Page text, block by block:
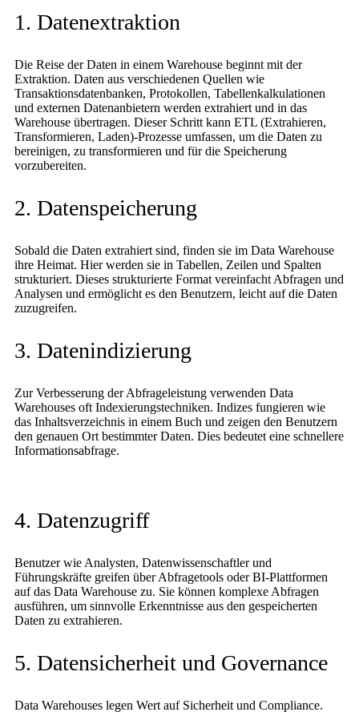
1. Datenextraktion
Die Reise der Daten in einem Warehouse beginnt mit der
Extraktion. Daten aus verschiedenen Quellen wie
Transaktionsdatenbanken, Protokollen, Tabellenkalkulationen
und externen Datenanbietern werden extrahiert und in das
Warehouse übertragen. Dieser Schritt kann ETL (Extrahieren,
Transformieren, Laden)-Prozesse umfassen, um die Daten zu
bereinigen, zu transformieren und für die Speicherung
vorzubereiten.
2. Datenspeicherung
Sobald die Daten extrahiert sind, finden sie im Data Warehouse
ihre Heimat. Hier werden sie in Tabellen, Zeilen und Spalten
strukturiert. Dieses strukturierte Format vereinfacht Abfragen und
Analysen und ermöglicht es den Benutzern, leicht auf die Daten
zuzugreifen.
3. Datenindizierung
Zur Verbesserung der Abfrageleistung verwenden Data
Warehouses oft Indexierungstechniken. Indizes fungieren wie
das Inhaltsverzeichnis in einem Buch und zeigen den Benutzern
den genauen Ort bestimmter Daten. Dies bedeutet eine schnellere
Informationsabfrage.
4. Datenzugriff
Benutzer wie Analysten, Datenwissenschaftler und
Führungskräfte greifen über Abfragetools oder BI-Plattformen
auf das Data Warehouse zu. Sie können komplexe Abfragen
ausführen, um sinnvolle Erkenntnisse aus den gespeicherten
Daten zu extrahieren.
5. Datensicherheit und Governance
Data Warehouses legen Wert auf Sicherheit und Compliance.